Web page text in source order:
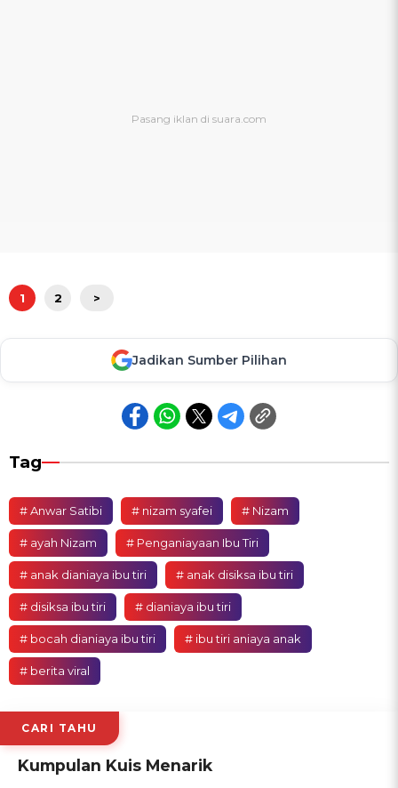
1 2 >
Jadikan Sumber Pilihan
Tag
# Anwar Satibi # nizam syafei # Nizam
# ayah Nizam # Penganiayaan Ibu Tiri
# anak dianiaya ibu tiri # anak disiksa ibu tiri
# disiksa ibu tiri # dianiaya ibu tiri
# bocah dianiaya ibu tiri # ibu tiri aniaya anak
# berita viral
CARI TAHU
Kumpulan Kuis Menarik